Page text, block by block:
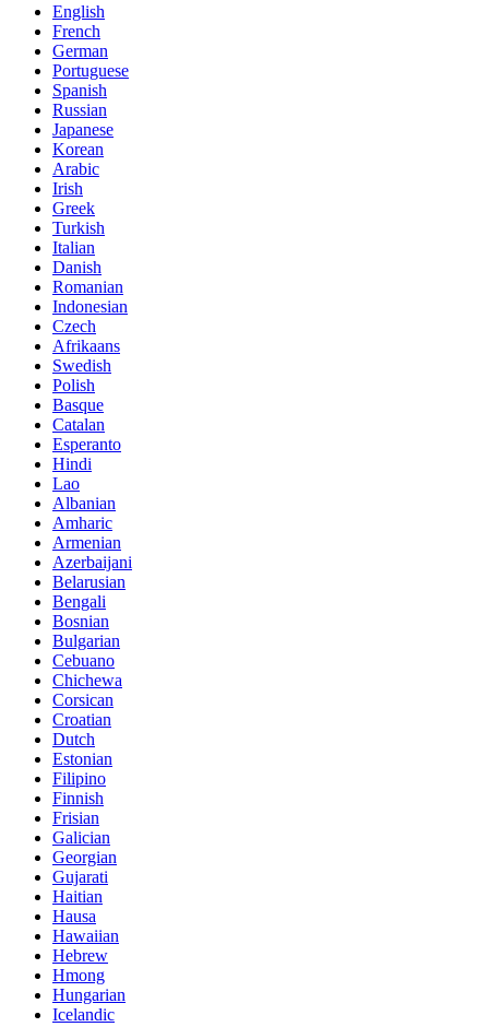
English
French
German
Portuguese
Spanish
Russian
Japanese
Korean
Arabic
Irish
Greek
Turkish
Italian
Danish
Romanian
Indonesian
Czech
Afrikaans
Swedish
Polish
Basque
Catalan
Esperanto
Hindi
Lao
Albanian
Amharic
Armenian
Azerbaijani
Belarusian
Bengali
Bosnian
Bulgarian
Cebuano
Chichewa
Corsican
Croatian
Dutch
Estonian
Filipino
Finnish
Frisian
Galician
Georgian
Gujarati
Haitian
Hausa
Hawaiian
Hebrew
Hmong
Hungarian
Icelandic